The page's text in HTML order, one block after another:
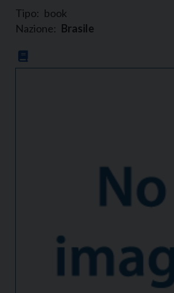
Tipo: book
Nazione: Brasile